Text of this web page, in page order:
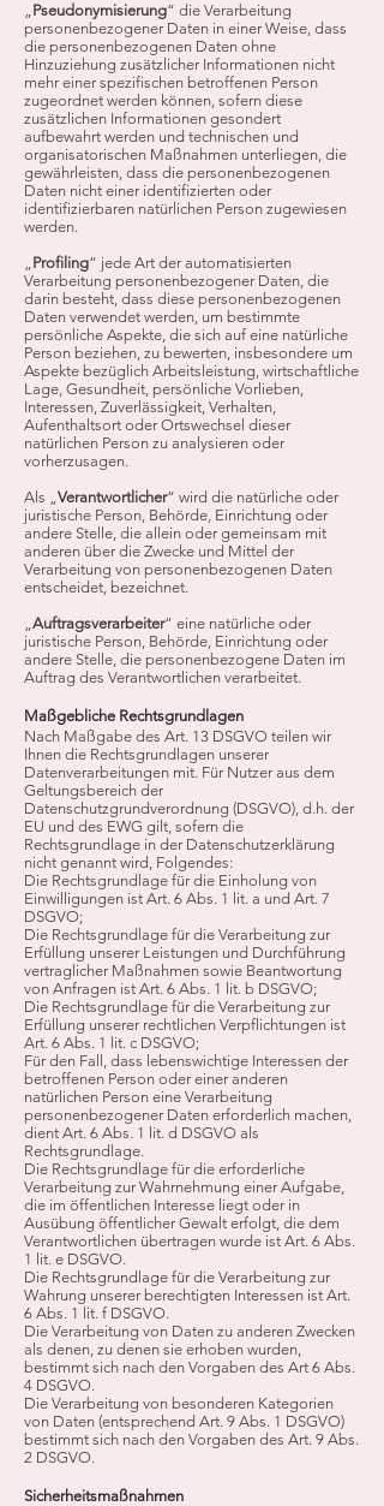
„Pseudonymisierung“ die Verarbeitung
personenbezogener Daten in einer Weise, dass
die personenbezogenen Daten ohne
Hinzuziehung zusätzlicher Informationen nicht
mehr einer spezifischen betroffenen Person
zugeordnet werden können, sofern diese
zusätzlichen Informationen gesondert
aufbewahrt werden und technischen und
organisatorischen Maßnahmen unterliegen, die
gewährleisten, dass die personenbezogenen
Daten nicht einer identifizierten oder
identifizierbaren natürlichen Person zugewiesen
werden.
„Profiling“ jede Art der automatisierten
Verarbeitung personenbezogener Daten, die
darin besteht, dass diese personenbezogenen
Daten verwendet werden, um bestimmte
persönliche Aspekte, die sich auf eine natürliche
Person beziehen, zu bewerten, insbesondere um
Aspekte bezüglich Arbeitsleistung, wirtschaftliche
Lage, Gesundheit, persönliche Vorlieben,
Interessen, Zuverlässigkeit, Verhalten,
Aufenthaltsort oder Ortswechsel dieser
natürlichen Person zu analysieren oder
vorherzusagen.
Als „Verantwortlicher“ wird die natürliche oder
juristische Person, Behörde, Einrichtung oder
andere Stelle, die allein oder gemeinsam mit
anderen über die Zwecke und Mittel der
Verarbeitung von personenbezogenen Daten
entscheidet, bezeichnet.
„Auftragsverarbeiter“ eine natürliche oder
juristische Person, Behörde, Einrichtung oder
andere Stelle, die personenbezogene Daten im
Auftrag des Verantwortlichen verarbeitet.
Maßgebliche Rechtsgrundlagen
Nach Maßgabe des Art. 13 DSGVO teilen wir
Ihnen die Rechtsgrundlagen unserer
Datenverarbeitungen mit. Für Nutzer aus dem
Geltungsbereich der
Datenschutzgrundverordnung (DSGVO), d.h. der
EU und des EWG gilt, sofern die
Rechtsgrundlage in der Datenschutzerklärung
nicht genannt wird, Folgendes:
Die Rechtsgrundlage für die Einholung von
Einwilligungen ist Art. 6 Abs. 1 lit. a und Art. 7
DSGVO;
Die Rechtsgrundlage für die Verarbeitung zur
Erfüllung unserer Leistungen und Durchführung
vertraglicher Maßnahmen sowie Beantwortung
von Anfragen ist Art. 6 Abs. 1 lit. b DSGVO;
Die Rechtsgrundlage für die Verarbeitung zur
Erfüllung unserer rechtlichen Verpflichtungen ist
Art. 6 Abs. 1 lit. c DSGVO;
Für den Fall, dass lebenswichtige Interessen der
betroffenen Person oder einer anderen
natürlichen Person eine Verarbeitung
personenbezogener Daten erforderlich machen,
dient Art. 6 Abs. 1 lit. d DSGVO als
Rechtsgrundlage.
Die Rechtsgrundlage für die erforderliche
Verarbeitung zur Wahrnehmung einer Aufgabe,
die im öffentlichen Interesse liegt oder in
Ausübung öffentlicher Gewalt erfolgt, die dem
Verantwortlichen übertragen wurde ist Art. 6 Abs.
1 lit. e DSGVO.
Die Rechtsgrundlage für die Verarbeitung zur
Wahrung unserer berechtigten Interessen ist Art.
6 Abs. 1 lit. f DSGVO.
Die Verarbeitung von Daten zu anderen Zwecken
als denen, zu denen sie erhoben wurden,
bestimmt sich nach den Vorgaben des Art 6 Abs.
4 DSGVO.
Die Verarbeitung von besonderen Kategorien
von Daten (entsprechend Art. 9 Abs. 1 DSGVO)
bestimmt sich nach den Vorgaben des Art. 9 Abs.
2 DSGVO.
Sicherheitsmaßnahmen